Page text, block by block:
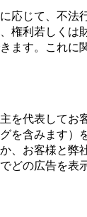
応じて、不法
権利若しくは
ます。これに
を代表してお
を含みます）
、お客様と弊
どの広告を表